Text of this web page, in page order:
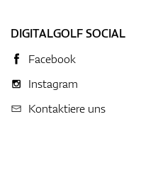
DIGITALGOLF SOCIAL
Facebook
Instagram
Kontaktiere uns